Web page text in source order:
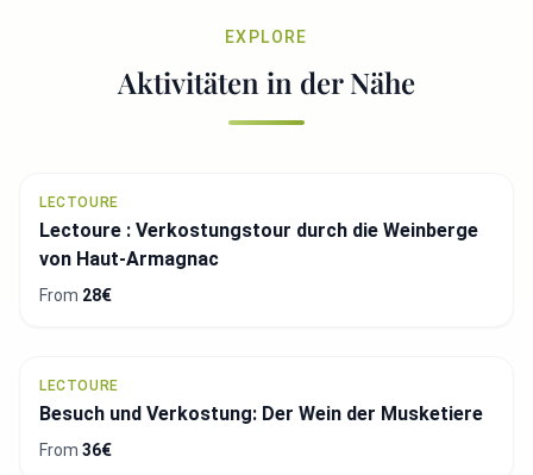
EXPLORE
Aktivitäten in der Nähe
LECTOURE
Lectoure : Verkostungstour durch die Weinberge
von Haut-Armagnac
From 28€
LECTOURE
Besuch und Verkostung: Der Wein der Musketiere
From 36€